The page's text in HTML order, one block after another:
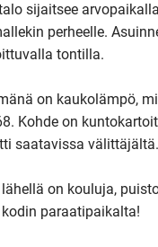
sijaitsee
perheelle.
tontilla.
on kaukolämpö,
Kohde on
saatavissa välittäjältä.
on kouluja,
paraatipaikalta!